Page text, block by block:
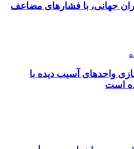
جهانی، با فشارهای مضاعف
واحدهای آسیب دیده با
است